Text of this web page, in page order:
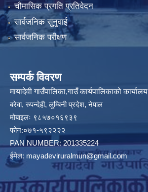
चौमासिक प्रगति प्रतिवेदन
सार्वजनिक सुनुवाई
सार्वजनिक परीक्षण
सम्पर्क विवरण
मायादेवी गाउँपालिका,गाउँ कार्यपालिकाको कार्यालय
बरेवा, रुपन्देही, लुम्बिनी प्रदेश, नेपाल
मोबाइलः ९८५७०१६९३९
फोन:०७१-५९२२२२
PAN NUMBER: 201335224
ईमेल: mayadeviruralmun@gmail.com